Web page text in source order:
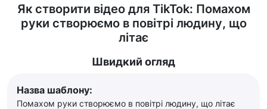
Як створити відео для TikTok: Помахом
руки створюємо в повітрі людину, що
літає
Швидкий огляд
Назва шаблону:
Помахом руки створюємо в повітрі людину, що літає